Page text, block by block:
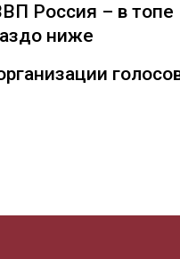
Россия – в топе
ниже